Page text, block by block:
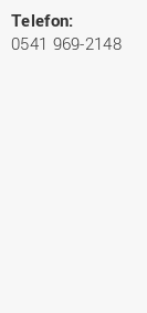
Telefon:
0541 969-2148